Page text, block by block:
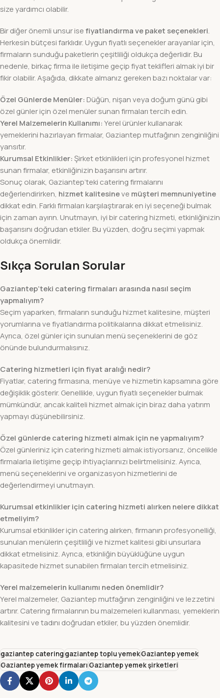
size yardımcı olabilir.
Bir diğer önemli unsur isefiyatlandırma ve paket seçenekleri.
Herkesin bütçesi farklıdır. Uygun fiyatlı seçenekler arayanlar için,
firmaların sunduğu paketlerin çeşitliliği oldukça değerlidir. Bu
nedenle, birkaç firma ile iletişime geçip fiyat teklifleri almak iyi bir
fikir olabilir. Aşağıda, dikkate almanız gereken bazı noktalar var:
Özel Günlerde Menüler: Düğün, nişan veya doğum günü gibi
özel günler için özel menüler sunan firmaları tercih edin.
Yerel Malzemelerin Kullanımı:Yerel ürünler kullanarak
yemeklerini hazırlayan firmalar, Gaziantep mutfağının zenginliğini
yansıtır.
Kurumsal Etkinlikler:Şirket etkinlikleri için profesyonel hizmet
sunan firmalar, etkinliğinizin başarısını artırır.
Sonuç olarak, Gaziantep’teki catering firmalarını
değerlendirirken, hizmet kalitesineve müşteri memnuniyetine
dikkat edin. Farklı firmaları karşılaştırarak en iyi seçeneği bulmak
için zaman ayırın. Unutmayın, iyi bir catering hizmeti, etkinliğinizin
başarısını doğrudan etkiler. Bu yüzden, doğru seçimi yapmak
oldukça önemlidir.
Sıkça Sorulan Sorular
Gaziantep’teki catering firmaları arasında nasıl seçim
yapmalıyım?
Seçim yaparken, firmaların sunduğu hizmet kalitesine, müşteri
yorumlarına ve fiyatlandırma politikalarına dikkat etmelisiniz.
Ayrıca, özel günler için sunulan menü seçeneklerini de göz
önünde bulundurmalısınız.
Catering hizmetleri için fiyat aralığı nedir?
Fiyatlar, catering firmasına, menüye ve hizmetin kapsamına göre
değişiklik gösterir. Genellikle, uygun fiyatlı seçenekler bulmak
mümkündür, ancak kaliteli hizmet almak için biraz daha yatırım
yapmayı düşünebilirsiniz.
Özel günlerde catering hizmeti almak için ne yapmalıyım?
Özel günleriniz için catering hizmeti almak istiyorsanız, öncelikle
firmalarla iletişime geçip ihtiyaçlarınızı belirtmelisiniz. Ayrıca,
menü seçeneklerini ve organizasyon hizmetlerini de
değerlendirmeyi unutmayın.
Kurumsal etkinlikler için catering hizmeti alırken nelere dikkat
etmeliyim?
Kurumsal etkinlikler için catering alırken, firmanın profesyonelliği,
sunulan menülerin çeşitliliği ve hizmet kalitesi gibi unsurlara
dikkat etmelisiniz. Ayrıca, etkinliğin büyüklüğüne uygun
kapasitede hizmet sunabilen firmaları tercih etmelisiniz.
Yerel malzemelerin kullanımı neden önemlidir?
Yerel malzemeler, Gaziantep mutfağının zenginliğini ve lezzetini
artırır. Catering firmalarının bu malzemeleri kullanması, yemeklerin
kalitesini ve tadını doğrudan etkiler, bu yüzden önemlidir.
gaziantep cateringgaziantep toplu yemekGaziantep yemek
Gaziantep yemek firmalarıGaziantep yemek şirketleri